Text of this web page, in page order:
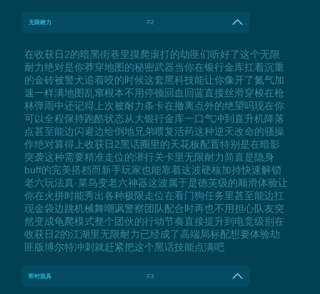
无限耐力 F2
在收获日2的暗黑街巷里摸爬滚打的劫匪们听好了这个无限
耐力绝对是你莽穿地图的秘密武器当你在银行金库扛着沉重
的金砖被警犬追着咬的时候这套黑科技能让你像开了氮气加
速一样满地图乱窜根本不用停顿回血回蓝直接丝滑穿梭在枪
林弹雨中还记得上次被耐力条卡在撤离点外的绝望吗现在你
可以全程保持跑酷状态从大银行金库一口气冲到直升机降落
点甚至能边闪避边给倒地兄弟喂复活药这种逆天改命的骚操
作绝对算得上收获日2黑话圈里的天花板配置特别是在暗影
突袭这种需要精准走位的潜行关卡里无限耐力简直是隐身
buff的完美搭档而新手玩家也能靠着这波硬核加持快速解锁
老六玩法真·菜鸟变老六神器这波属于是德芙级的顺滑体验让
你在火拼时能秀出各种极限走位在看门狗任务里甚至能边扛
现金袋边跳机械舞嘲讽警察团队配合时再也不用担心队友突
然变成龟爬模式整个团伙的行动节奏直接提升到电竞级别在
收获日2的江湖里无限耐力已经成了高端局标配想要体验劫
匪版博尔特冲刺就赶紧把这个黑话技能点满吧
即时面具 F3